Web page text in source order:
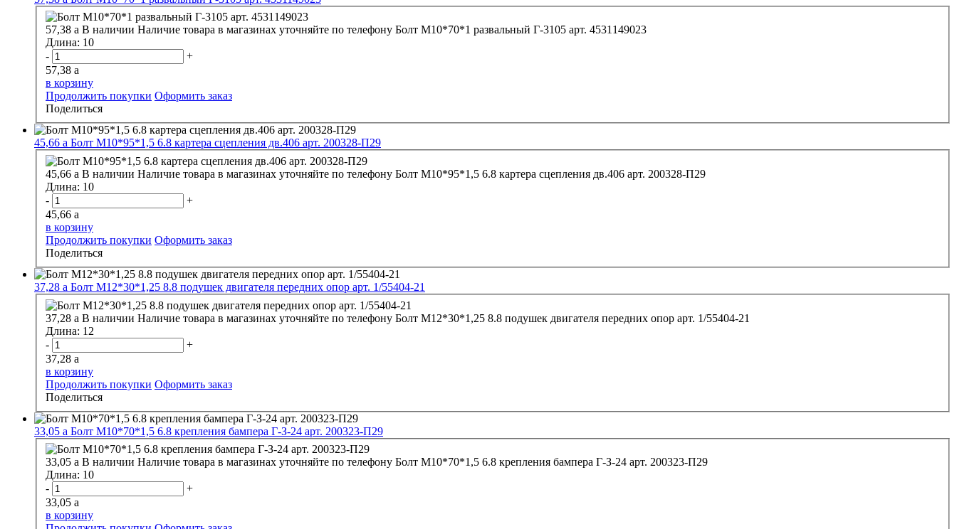
57,38 a В наличии Наличие товара в магазинах уточняйте по телефону
Болт М10*70*1 развальный Г-3105 арт. 4531149023
Длина: 10
-
+
57,38 a
в корзину
Продолжить покупки Оформить заказ
Поделиться
45,66 a Болт М10*95*1,5 6.8 картера сцепления дв.406 арт. 200328-П29
45,66 a В наличии Наличие товара в магазинах уточняйте по телефону
Болт М10*95*1,5 6.8 картера сцепления дв.406 арт. 200328-П29
Длина: 10
-
+
45,66 a
в корзину
Продолжить покупки Оформить заказ
Поделиться
37,28 a Болт М12*30*1,25 8.8 подушек двигателя передних опор арт. 1/55404-21
37,28 a В наличии Наличие товара в магазинах уточняйте по телефону
Болт М12*30*1,25 8.8 подушек двигателя передних опор арт. 1/55404-21
Длина: 12
-
+
37,28 a
в корзину
Продолжить покупки Оформить заказ
Поделиться
33,05 a Болт М10*70*1,5 6.8 крепления бампера Г-З-24 арт. 200323-П29
33,05 a В наличии Наличие товара в магазинах уточняйте по телефону
Болт М10*70*1,5 6.8 крепления бампера Г-З-24 арт. 200323-П29
Длина: 10
-
+
33,05 a
в корзину